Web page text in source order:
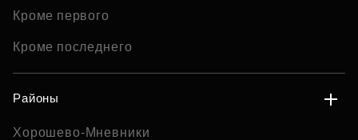
Кроме первого
Кроме последнего
Районы
Хорошево-Мневники